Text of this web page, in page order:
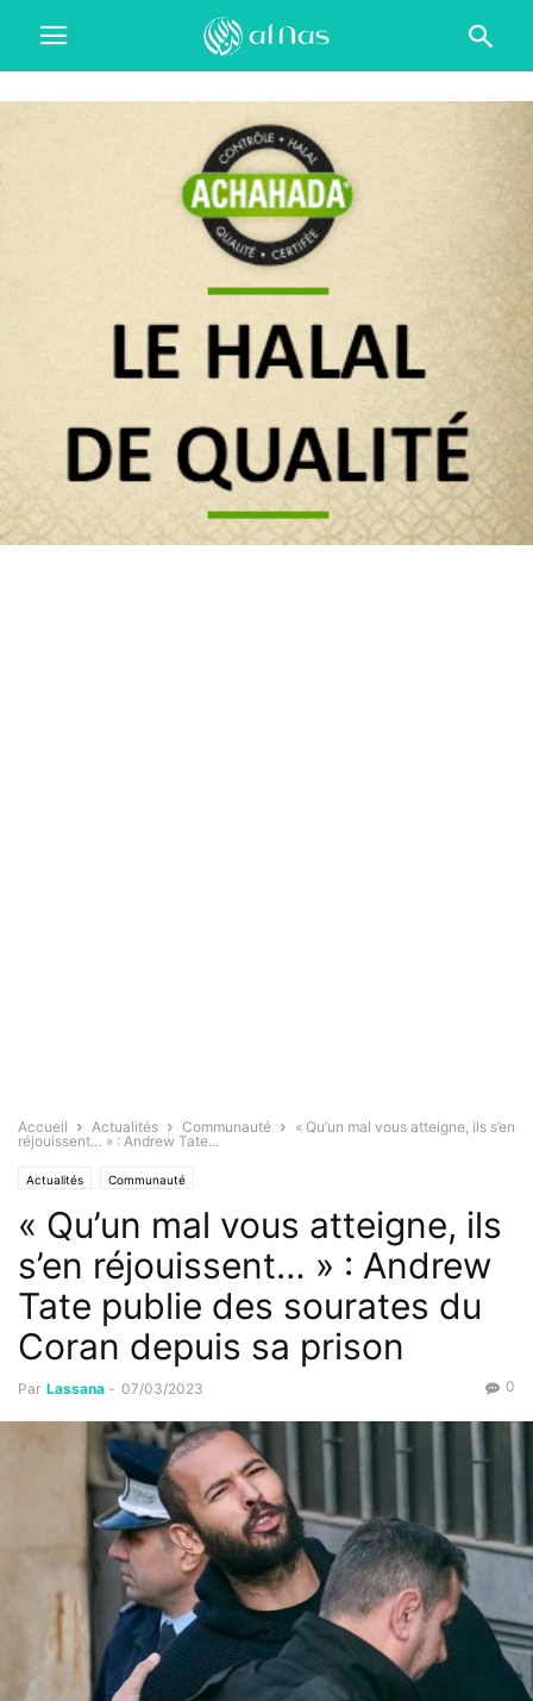
Accueil Actualités Communauté
« Qu’un mal vous atteigne, ils s’en
réjouissent… » : Andrew Tate...
Actualités Communauté
« Qu’un mal vous atteigne, ils
s’en réjouissent… » : Andrew
Tate publie des sourates du
Coran depuis sa prison
Par Lassana - 07/03/2023 0